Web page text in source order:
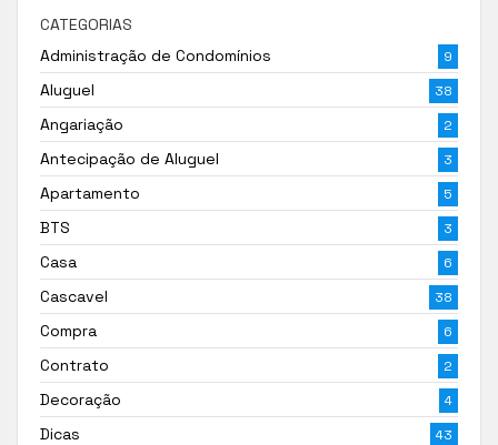
CATEGORIAS
Administração de Condomínios
9
Aluguel 38
Angariação 2
Antecipação de Aluguel 3
Apartamento 5
BTS 3
Casa 6
Cascavel 38
Compra 6
Contrato 2
Decoração 4
Dicas 43